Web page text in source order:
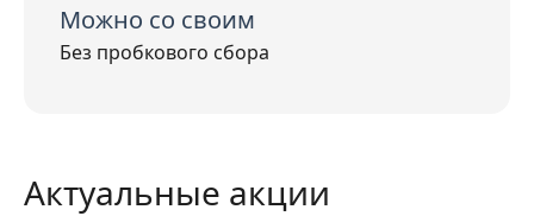
Можно со своим
Без пробкового сбора
Актуальные акции